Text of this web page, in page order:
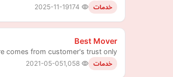
خدمات 2025-11-19
Best Mover
comes from customer's trust only.
خدمات 2021-05-05